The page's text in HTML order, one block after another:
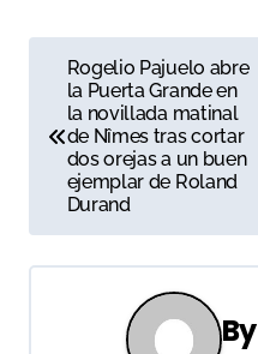
g
Rogelio Pajuelo abre
la Puerta Grande en
la novillada matinal
de Nîmes tras cortar
dos orejas a un buen
ejemplar de Roland
Durand
By